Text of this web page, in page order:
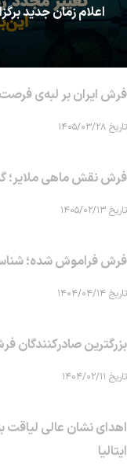
اعلام زمان جدید
فرش ایران بر لبه‌ی
تاریخ ۱۴۰۵/۰۳/۲۸
فرش نقش ماهی‌ ملایر؛
تاریخ ۱۴۰۵/۰۲/۱۳
فرش فراموش شده؛
تاریخ ۱۴۰۴/۰۴/۱۴
بزرگترین صادرکنندگان
تاریخ ۱۴۰۴/۰۲/۱۱
اهدای نشان عالی
ایتالیا